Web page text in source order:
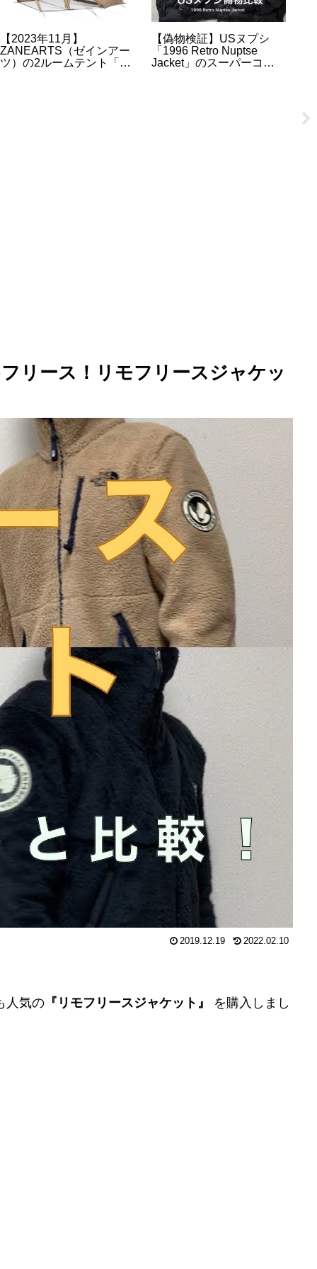
【2022年3月】サバティカ
ル製品の抽選販売の詳細 |
スカイパイロット |モーニ
【2023FW】
ARC’TERYX（アークテ
リクス）の人気製品の予
リース！リモフリースジャケッ
2019.12.19 2022.02.10
人気の 『リモフリースジャケット』
を購入しまし